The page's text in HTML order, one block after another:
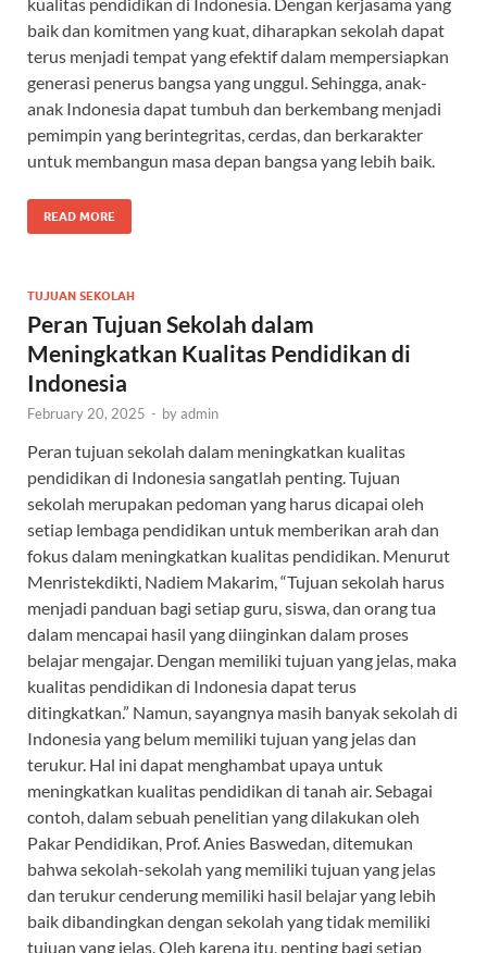
baik dan komitmen yang kuat, diharapkan sekolah dapat
terus menjadi tempat yang efektif dalam mempersiapkan
generasi penerus bangsa yang unggul. Sehingga, anak-
anak Indonesia dapat tumbuh dan berkembang menjadi
pemimpin yang berintegritas, cerdas, dan berkarakter
untuk membangun masa depan bangsa yang lebih baik.
READ MORE
TUJUAN SEKOLAH
Peran Tujuan Sekolah dalam
Meningkatkan Kualitas Pendidikan di
Indonesia
February 20, 2025 - byadmin
Peran tujuan sekolah dalam meningkatkan kualitas
pendidikan di Indonesia sangatlah penting. Tujuan
sekolah merupakan pedoman yang harus dicapai oleh
setiap lembaga pendidikan untuk memberikan arah dan
fokus dalam meningkatkan kualitas pendidikan. Menurut
Menristekdikti, Nadiem Makarim, “Tujuan sekolah harus
menjadi panduan bagi setiap guru, siswa, dan orang tua
dalam mencapai hasil yang diinginkan dalam proses
belajar mengajar. Dengan memiliki tujuan yang jelas, maka
kualitas pendidikan di Indonesia dapat terus
ditingkatkan.” Namun, sayangnya masih banyak sekolah di
Indonesia yang belum memiliki tujuan yang jelas dan
terukur. Hal ini dapat menghambat upaya untuk
meningkatkan kualitas pendidikan di tanah air. Sebagai
contoh, dalam sebuah penelitian yang dilakukan oleh
Pakar Pendidikan, Prof. Anies Baswedan, ditemukan
bahwa sekolah-sekolah yang memiliki tujuan yang jelas
dan terukur cenderung memiliki hasil belajar yang lebih
baik dibandingkan dengan sekolah yang tidak memiliki
tujuan yang jelas. Oleh karena itu, penting bagi setiap